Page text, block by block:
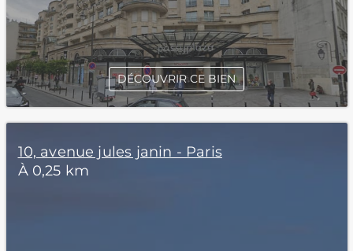
DÉCOUVRIR CE BIEN
10, avenue jules janin - Paris
À 0,25 km